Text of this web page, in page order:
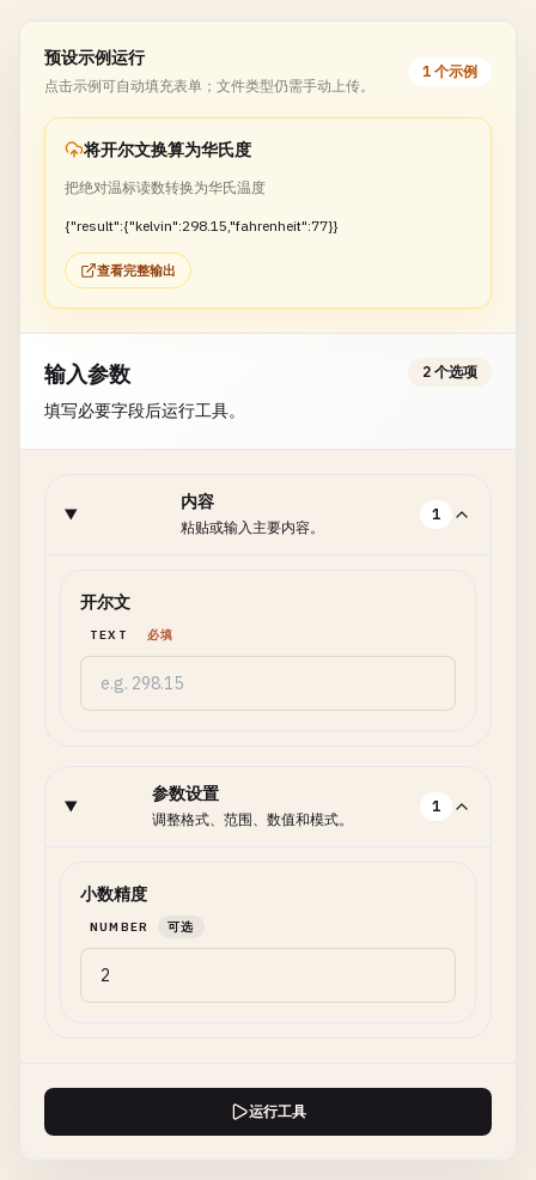
预设示例运行
点击示例可自动填充表单；文件类型仍需手动上传。
1 个示例
将开尔文换算为华氏度
把绝对温标读数转换为华氏温度
{"result":{"kelvin":298.15,"fahrenheit":77}}
查看完整输出
输入参数
填写必要字段后运行工具。
2 个选项
内容
粘贴或输入主要内容。
1
开尔文
TEXT 必填
参数设置
调整格式、范围、数值和模式。
1
小数精度
NUMBER 可选
运行工具